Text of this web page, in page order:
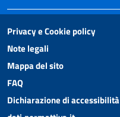
Privacy e Cookie policy
Note legali
Mappa del sito
FAQ
Dichiarazione di accessibilità